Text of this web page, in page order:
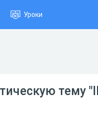
Уроки
тему "Il